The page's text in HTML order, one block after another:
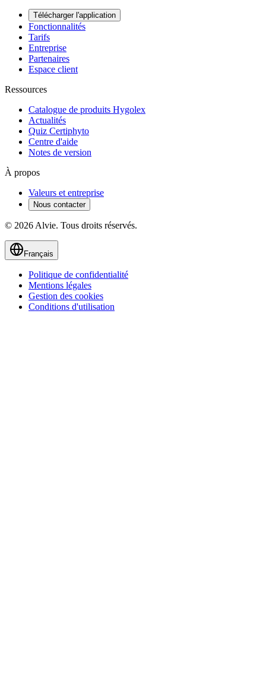
Télécharger l'application
Fonctionnalités
Tarifs
Entreprise
Partenaires
Espace client
Ressources
Catalogue de produits Hygolex
Actualités
Quiz Certiphyto
Centre d'aide
Notes de version
À propos
Valeurs et entreprise
Nous contacter
© 2026 Alvie. Tous droits réservés.
Français
Politique de confidentialité
Mentions légales
Gestion des cookies
Conditions d'utilisation